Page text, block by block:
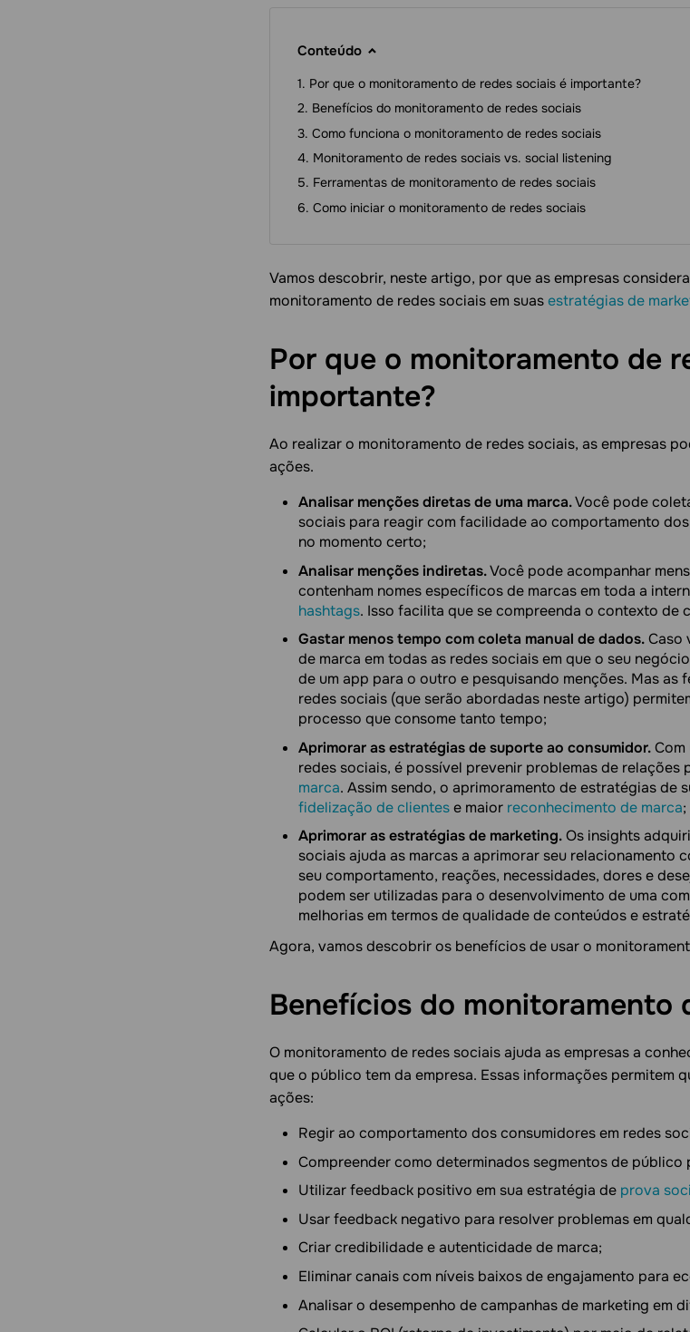
Conteúdo
Por que o monitoramento de redes sociais é importante?
Benefícios do monitoramento de redes sociais
Como funciona o monitoramento de redes sociais
Monitoramento de redes sociais vs. social listening
Ferramentas de monitoramento de redes sociais
Como iniciar o monitoramento de redes sociais
Vamos descobrir, neste artigo, por que as empresas
monitoramento de redes sociais em suasestratégias de
Por que o monitoramento de
importante?
Ao realizar o monitoramento de redes sociais, as empresas
ações.
Analisar menções diretas de uma marca.Você pode
sociais para reagir com facilidade ao comportamento
no momento certo;
Analisar menções indiretas.Você pode acompanhar
contenham nomes específicos de marcas em toda a
hashtags. Isso facilita que se compreenda o contexto de
Gastar menos tempo com coleta manual de dados.Caso
de marca em todas as redes sociais em que o seu
de um app para o outro e pesquisando menções. Mas as
redes sociais (que serão abordadas neste artigo)
processo que consome tanto tempo;
Aprimorar as estratégias de suporte ao consumidor.Com
redes sociais, é possível prevenir problemas de relações
marca. Assim sendo, o aprimoramento de estratégias de
fidelização de clientese maior reconhecimento de marca;
Aprimorar as estratégias de marketing.Os insights
sociais ajuda as marcas a aprimorar seu relacionamento
seu comportamento, reações, necessidades, dores e
podem ser utilizadas para o desenvolvimento de uma
melhorias em termos de qualidade de conteúdos e
Agora, vamos descobrir os benefícios de usar o
Benefícios do monitoramento
O monitoramento de redes sociais ajuda as empresas a
que o público tem da empresa. Essas informações permitem
ações:
Regir ao comportamento dos consumidores em redes
Compreender como determinados segmentos de público
Utilizar feedback positivo em sua estratégia de prova
Usar feedback negativo para resolver problemas em
Criar credibilidade e autenticidade de marca;
Eliminar canais com níveis baixos de engajamento para
Analisar o desempenho de campanhas de marketing em